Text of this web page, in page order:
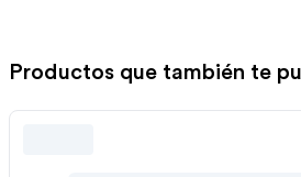
Productos que también te